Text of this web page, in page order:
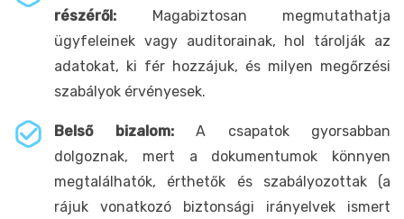
részéről: Magabiztosan megmutathatja
ügyfeleinek vagy auditorainak, hol tárolják az
adatokat, ki fér hozzájuk, és milyen megőrzési
szabályok érvényesek.
Belső bizalom:A csapatok gyorsabban
dolgoznak, mert a dokumentumok könnyen
megtalálhatók, érthetők és szabályozottak (a
rájuk vonatkozó biztonsági irányelvek ismert